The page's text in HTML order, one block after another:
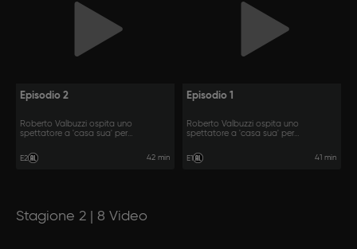
Episodio 2
Roberto Valbuzzi ospita uno
spettatore a 'casa sua' per
E2 42 min
Episodio 1
Roberto Valbuzzi ospita uno
spettatore a 'casa sua' per
E1 41 min
Stagione 2 | 8 Video